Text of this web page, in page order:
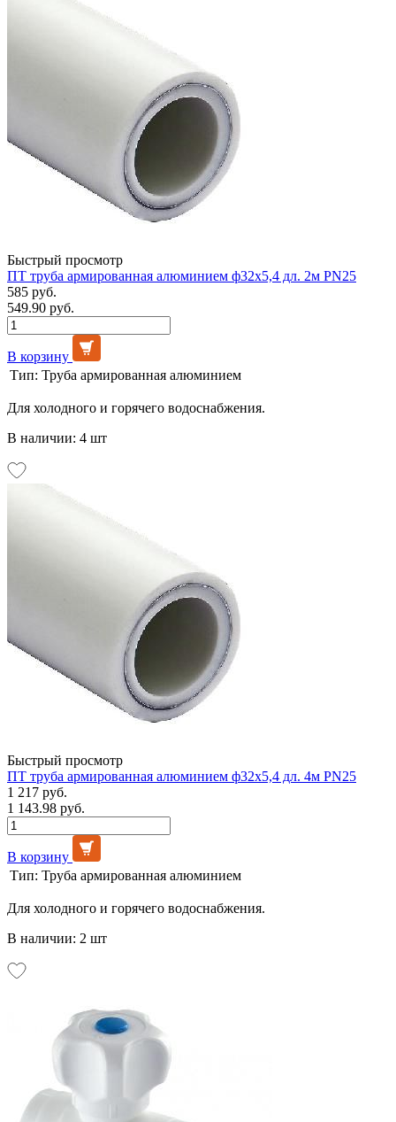
Быстрый просмотр
ПТ труба армированная алюминием ф32х5,4 дл. 2м PN25
585 руб.
549.90 руб.
В корзину
Тип: Труба армированная алюминием
Для холодного и горячего водоснабжения.
В наличии: 4 шт
Быстрый просмотр
ПТ труба армированная алюминием ф32х5,4 дл. 4м PN25
1 217 руб.
1 143.98 руб.
В корзину
Тип: Труба армированная алюминием
Для холодного и горячего водоснабжения.
В наличии: 2 шт